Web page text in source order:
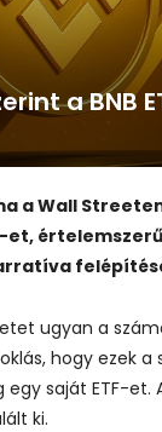
a BNB
a Wall
et,
ugyan a
hogy ezek a
saját ETF-et.
ki.